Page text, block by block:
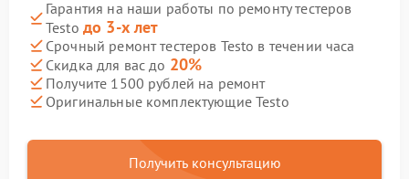
Гарантия на наши работы по ремонту тестеров
Testo до 3-х лет
Срочный ремонт тестеров Testo в течении часа
Скидка для вас до 20%
Получите 1500 рублей на ремонт
Оригинальные комплектующие Testo
Получить консультацию